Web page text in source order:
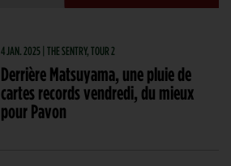
4 JAN. 2025 | THE SENTRY, TOUR 2
Derrière Matsuyama, une pluie de
cartes records vendredi, du mieux
pour Pavon